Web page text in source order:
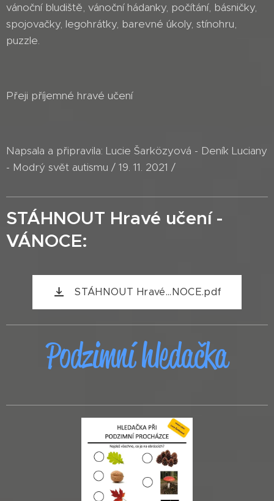
vánoční bludiště, vánoční hádanky, počítání, básničky,
spojovačky, legohrátky, barevné úkoly, stínohru,
puzzle.
Přeji příjemné hravé učení
Napsala a připravila: Lucie Šarközyová - Deník Luciany
- Modrý svět autismu / 19. 11. 2021 /
STÁHNOUT Hravé učení -
VÁNOCE:
STÁHNOUT Hravé...NOCE.pdf
Podzimní hledačka